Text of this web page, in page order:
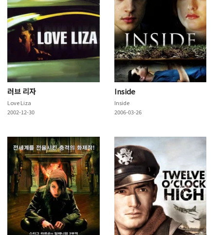
러브 리자
Love Liza
2002-12-30
Inside
Inside
2006-03-26